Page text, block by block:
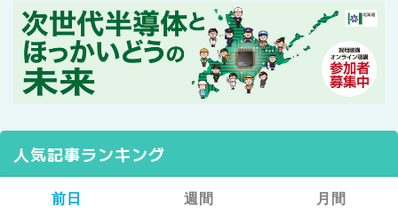
人気記事ランキング
前日 週間 月間